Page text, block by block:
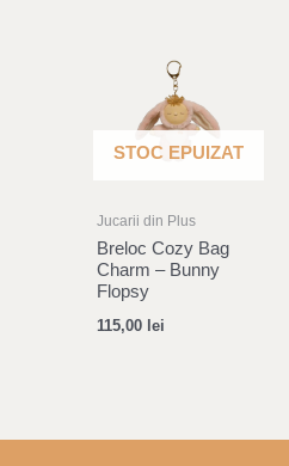
STOC EPUIZAT
Jucarii din Plus
Breloc Cozy Bag
Charm – Bunny
Flopsy
115,00 lei